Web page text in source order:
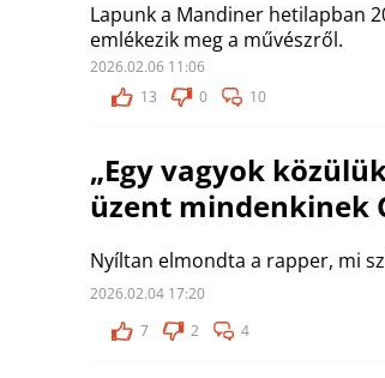
Lapunk a Mandiner hetilapban
emlékezik meg a művészről.
2026.02.06 11:06
13
0 10
„Egy vagyok
üzent mindenkinek
Nyíltan elmondta a rapper, mi
2026.02.04 17:20
7
2 4